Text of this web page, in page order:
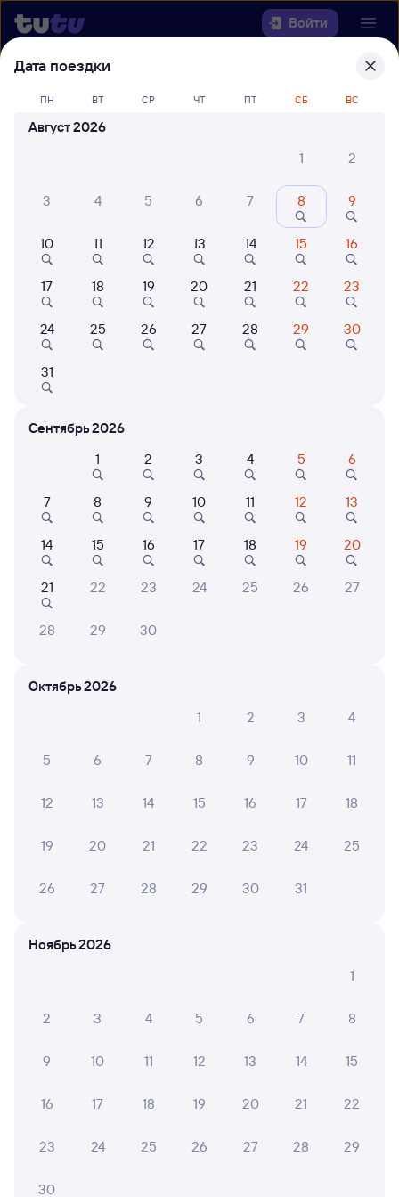
Войти
билеты Атырау — Аксарайская
Когда
Найти поезда
Открыта продажа билетов на 21 сентября. Отправление и прибытие
по местному времени. Цены за 1 пассажира
325Ц Проходящий 8
Атырау
15:59 07:26
16 ч 27 м в пути
Выберите дату
Даже если сейчас нет мест
Искать билеты
по этому направлению
2 АРШАТ Ш.
Ужасно хамское отношение персонала, превышение
выключают. Будем жаловаться.
Дата поездки
ПН ВТ СР ЧТ ПТ СБ ВС
Август 2026
1
2
3 4 5 6 7 8 9
10 11 12 13 14 15 16
17 18 19 20 21 22 23
24 25 26 27 28 29 30
31
Сентябрь 2026
1
2 3 4 5 6
7 8 9 10 11 12 13
14 15 16 17 18 19 20
21 22 23 24 25 26 27
28 29 30
Октябрь 2026
1
2 3 4
5 6 7 8 9 10 11
12 13 14 15 16 17 18
19 20 21 22 23 24 25
26 27 28 29 30 31
Ноябрь 2026
1
2 3 4 5 6 7 8
9 10 11 12 13 14 15
16 17 18 19 20 21 22
23 24 25 26 27 28 29
30